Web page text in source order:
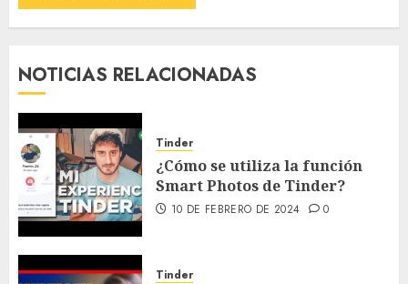
NOTICIAS RELACIONADAS
Tinder
¿Cómo se utiliza la función
Smart Photos de Tinder?
10 DE FEBRERO DE 2024 0
Tinder